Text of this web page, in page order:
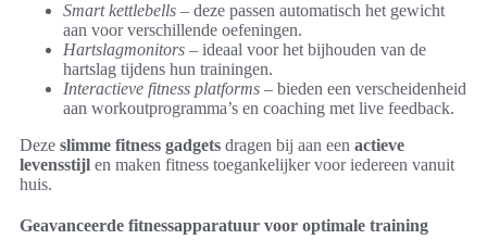
Smart kettlebells – deze passen automatisch het gewicht
aan voor verschillende oefeningen.
Hartslagmonitors – ideaal voor het bijhouden van de
hartslag tijdens hun trainingen.
Interactieve fitness platforms – bieden een verscheidenheid
aan workoutprogramma’s en coaching met live feedback.
Deze slimme fitness gadgets dragen bij aan een actieve
levensstijl en maken fitness toegankelijker voor iedereen vanuit
huis.
Geavanceerde fitnessapparatuur voor optimale training